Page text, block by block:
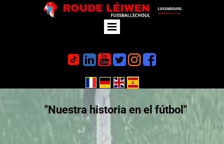
 
"Nuestra historia en el fútbol"